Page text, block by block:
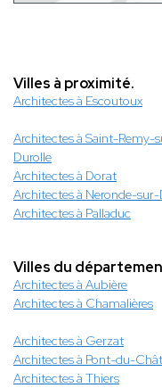
Villes à proximité.
Architectes à Escoutoux
Architectes à Saint-Remy-
Durolle
Architectes à Dorat
Architectes à Neronde-sur-
Architectes à Palladuc
Villes du
Architectes à Aubière
Architectes à Chamalières
Architectes à Gerzat
Architectes à Pont-du-
Architectes à Thiers